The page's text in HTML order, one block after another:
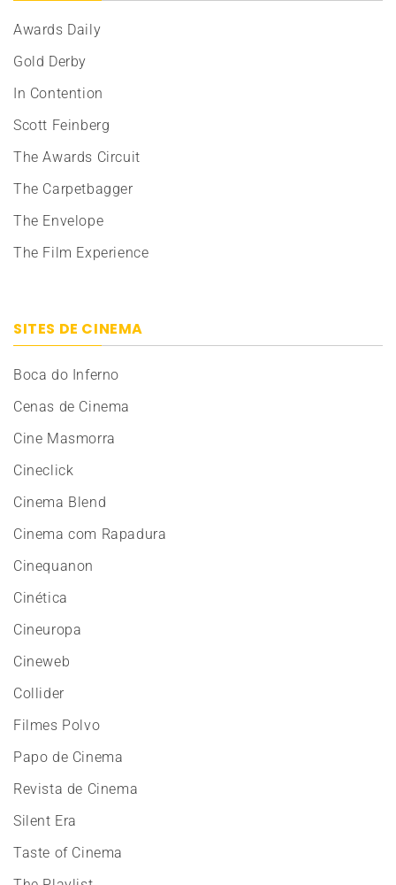
Awards Daily
Gold Derby
In Contention
Scott Feinberg
The Awards Circuit
The Carpetbagger
The Envelope
The Film Experience
SITES DE CINEMA
Boca do Inferno
Cenas de Cinema
Cine Masmorra
Cineclick
Cinema Blend
Cinema com Rapadura
Cinequanon
Cinética
Cineuropa
Cineweb
Collider
Filmes Polvo
Papo de Cinema
Revista de Cinema
Silent Era
Taste of Cinema